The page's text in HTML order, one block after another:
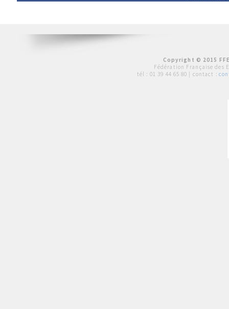
Copyright © 2015
Fédération Française des
tél : 01 39 44 65 80 | contact :